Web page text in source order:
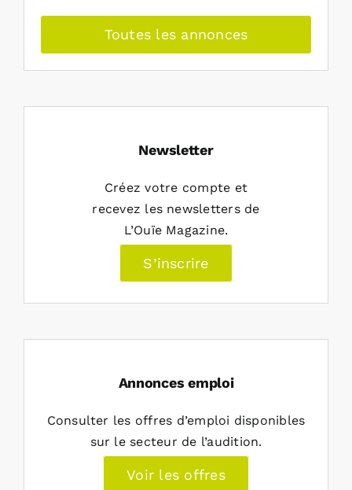
Toutes les annonces
Newsletter
Créez votre compte et
recevez les newsletters de
L’Ouïe Magazine.
S’inscrire
Annonces emploi
Consulter les offres d’emploi disponibles
sur le secteur de l’audition.
Voir les offres